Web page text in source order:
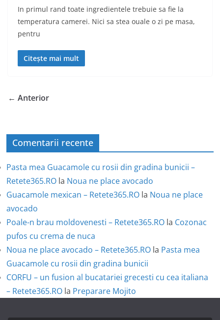
In primul rand toate ingredientele trebuie sa fie la
temperatura camerei. Nici sa stea ouale o zi pe masa,
pentru
Citește mai mult
← Anterior
Comentarii recente
Pasta mea Guacamole cu rosii din gradina bunicii –
Retete365.RO la Noua ne place avocado
Guacamole mexican – Retete365.RO la Noua ne place
avocado
Poale-n brau moldovenesti – Retete365.RO la Cozonac
pufos cu crema de nuca
Noua ne place avocado – Retete365.RO la Pasta mea
Guacamole cu rosii din gradina bunicii
CORFU – un fusion al bucatariei grecesti cu cea italiana
– Retete365.RO la Preparare Mojito